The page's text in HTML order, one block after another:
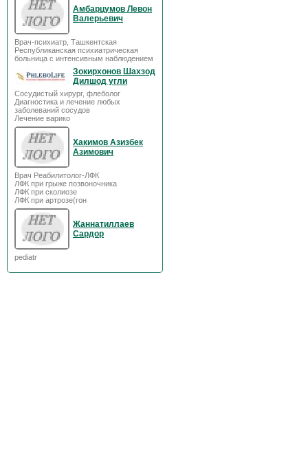
Амбарцумов Левон
Валерьевич
Врач-психиатр, Ташкентская
Республиканская психиатрическая
больница с интенсивным наблюдением
Зокирхонов Шахзод
Дилшод угли
Сосудистый хирург, флеболог
Диагностика и лечение любых
заболеваний сосудов
Лечение варико
Хакимов Азизбек
Азимович
Врач Реабилитолог-ЛФК
ЛФК при грыже позвоночника
ЛФК при сколиозе
ЛФК при артрозе(гон
Жаннатиллаев
Сардор
pediatr